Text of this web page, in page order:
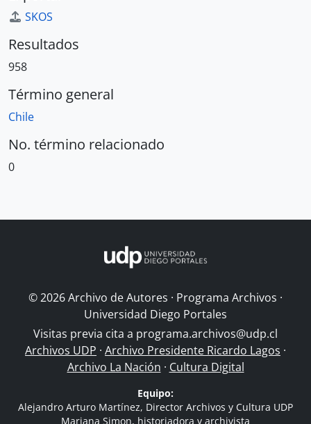
SKOS
Resultados
958
Término general
Chile
No. término relacionado
0
© 2026 Archivo de Autores · Programa Archivos ·
Universidad Diego Portales
Visitas previa cita a programa.archivos@udp.cl
Archivos UDP · Archivo Presidente Ricardo Lagos ·
Archivo La Nación · Cultura Digital
Equipo:
Alejandro Arturo Martínez, Director Archivos y Cultura UDP
Mariana Simon, historiadora y archivista